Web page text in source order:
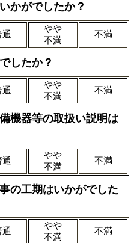
かがでしたか？
通
やや
不満
不満
したか？
通
やや
不満
不満
機器等の取扱い説明は
通
やや
不満
不満
の工期はいかがでした
通
やや
不満
不満